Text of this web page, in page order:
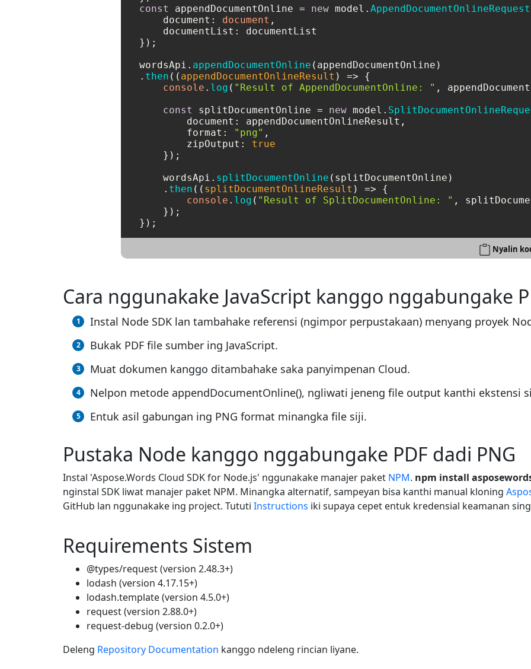
const
appendDocumentOnline = new model. AppendDocumentOnlineRequest
document : document ,
documentList : documentList
});
wordsApi. appendDocumentOnline (appendDocumentOnline)
. then ( ( appendDocumentOnlineResult ) => {
console . log ( "Result of AppendDocumentOnline: " ,
const
splitDocumentOnline = new model.
document : appendDocumentOnlineResult,
format : "png" ,
zipOutput : true
    });
    wordsApi.
splitDocumentOnline (splitDocumentOnline)
    .
then ( ( splitDocumentOnlineResult ) => {
console . log ( "Result of SplitDocumentOnline: " ,
    });
});
Nyalin
Cara nggunakake JavaScript kanggo nggabungake
Instal Node SDK lan tambahake referensi (ngimpor perpustakaan) menyang proyek
Bukak PDF file sumber ing JavaScript.
Muat dokumen kanggo ditambahake saka panyimpenan Cloud.
Nelpon metode appendDocumentOnline(), ngliwati jeneng file output kanthi ekstensi
Entuk asil gabungan ing PNG format minangka file siji.
Pustaka Node kanggo nggabungake PDF dadi PNG
Instal 'Aspose.Words Cloud SDK for Node.js' nggunakake manajer paket NPM. npm install
nginstal SDK liwat manajer paket NPM. Minangka alternatif, sampeyan bisa kanthi manual kloning
GitHub lan nggunakake ing project. Tututi Instructions iki supaya cepet entuk kredensial keamanan
Requirements Sistem
@types/request (version 2.48.3+)
lodash (version 4.17.15+)
lodash.template (version 4.5.0+)
request (version 2.88.0+)
request-debug (version 0.2.0+)
Deleng Repository Documentation kanggo ndeleng rincian liyane.